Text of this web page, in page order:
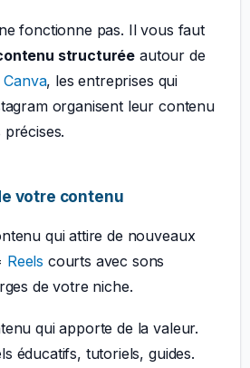
fonctionne pas. Il vous faut
structurée autour de
Canva, les entreprises qui
organisent leur contenu
votre contenu
qui attire de nouveaux
Reels courts avec sons
de votre niche.
qui apporte de la valeur.
éducatifs, tutoriels, guides.